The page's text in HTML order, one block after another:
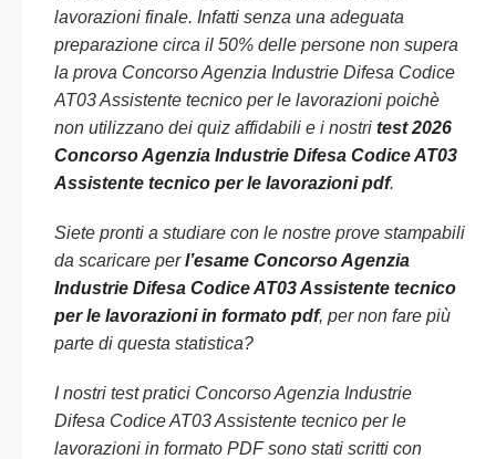
lavorazioni finale. Infatti senza una adeguata
preparazione circa il 50% delle persone non supera
la prova Concorso Agenzia Industrie Difesa Codice
AT03 Assistente tecnico per le lavorazioni poichè
non utilizzano dei quiz affidabili e i nostri test 2026
Concorso Agenzia Industrie Difesa Codice AT03
Assistente tecnico per le lavorazioni pdf.
Siete pronti a studiare con le nostre prove stampabili
da scaricare perl’esame Concorso Agenzia
Industrie Difesa Codice AT03 Assistente tecnico
per le lavorazioni in formato pdf, per non fare più
parte di questa statistica?
I nostri test pratici Concorso Agenzia Industrie
Difesa Codice AT03 Assistente tecnico per le
lavorazioni in formato PDF sono stati scritti con